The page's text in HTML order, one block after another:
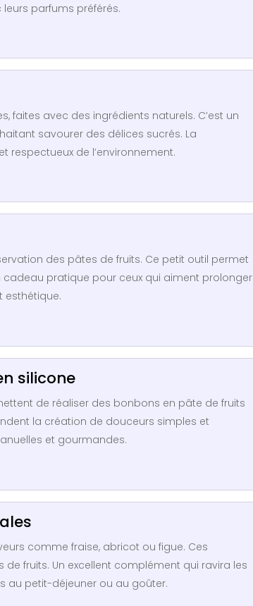
parfums préférés.
faites avec des ingrédients naturels. C’est un
savourer des délices sucrés. La
de l’environnement.
des pâtes de fruits. Ce petit outil permet
cadeau pratique pour ceux qui aiment prolonger
esthétique.
silicone
de réaliser des bonbons en pâte de fruits
la création de douceurs simples et
et gourmandes.
comme fraise, abricot ou figue. Ces
fruits. Un excellent complément qui ravira les
au petit-déjeuner ou au goûter.